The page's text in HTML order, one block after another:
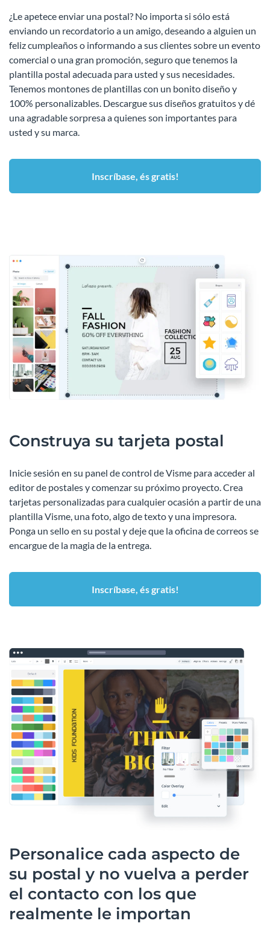
¿Le apetece enviar una postal? No importa si sólo está
enviando un recordatorio a un amigo, deseando a alguien un
feliz cumpleaños o informando a sus clientes sobre un evento
comercial o una gran promoción, seguro que tenemos la
plantilla postal adecuada para usted y sus necesidades.
Tenemos montones de plantillas con un bonito diseño y
100% personalizables. Descargue sus diseños gratuitos y dé
una agradable sorpresa a quienes son importantes para
usted y su marca.
Inscríbase, és gratis!
Construya su tarjeta postal
Inicie sesión en su panel de control de Visme para acceder al
editor de postales y comenzar su próximo proyecto. Crea
tarjetas personalizadas para cualquier ocasión a partir de una
plantilla Visme, una foto, algo de texto y una impresora.
Ponga un sello en su postal y deje que la oficina de correos se
encargue de la magia de la entrega.
Inscríbase, és gratis!
Personalice cada aspecto de
su postal y no vuelva a perder
el contacto con los que
realmente le importan